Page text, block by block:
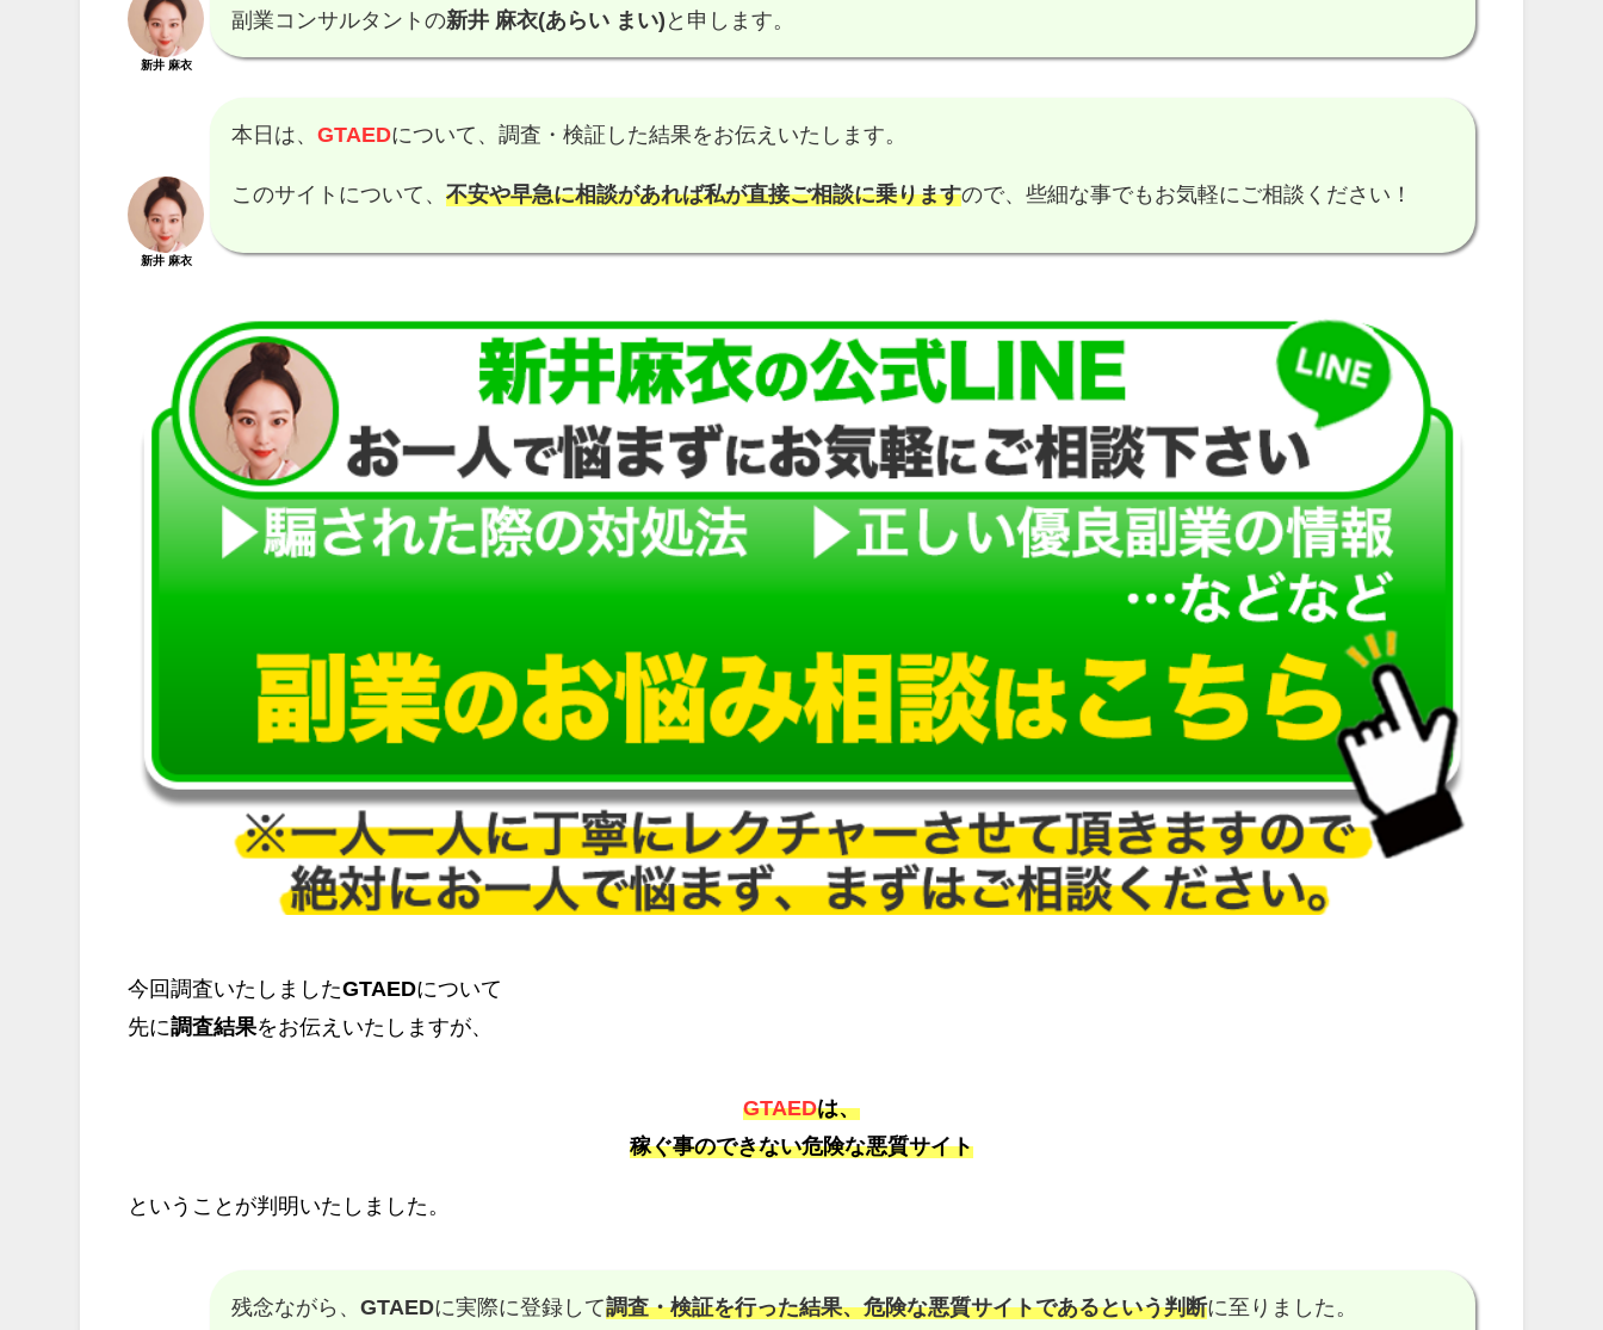
新井 麻衣
副業コンサルタントの新井 麻衣(あらい まい) と申します。
新井 麻衣
本日は、GTAEDについて、調査・検証した結果をお伝えいたします。
このサイトについて、不安や早急に相談があれば私が直接ご相談に乗りますので、些細な事でもお気軽にご相談ください！
今回調査いたしましたGTAEDについて
先に調査結果をお伝えいたしますが、
GTAEDは、
稼ぐ事のできない危険な悪質サイト
ということが判明いたしました。
残念ながら、GTAEDに実際に登録して調査・検証を行った結果、危険な悪質サイトであるという判断に至りました。